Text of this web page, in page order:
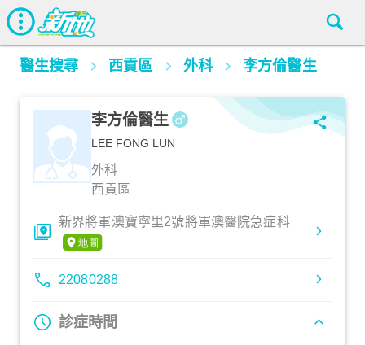
醫生搜尋 西貢區 外科 李方倫醫生
李方倫醫生
LEE FONG LUN
外科
西貢區
新界將軍澳寶寧里2號將軍澳醫院急症科
22080288
診症時間